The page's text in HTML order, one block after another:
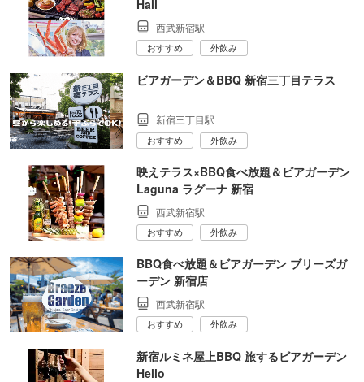
Hall
西武新宿駅
おすすめ 外飲み
ビアガーデン＆BBQ 新宿三丁目テラス
新宿三丁目駅
おすすめ 外飲み
映えテラス×BBQ食べ放題＆ビアガーデン
Laguna ラグーナ 新宿
西武新宿駅
おすすめ 外飲み
BBQ食べ放題＆ビアガーデン ブリーズガ
ーデン 新宿店
西武新宿駅
おすすめ 外飲み
新宿ルミネ屋上BBQ 旅するビアガーデン
Hello